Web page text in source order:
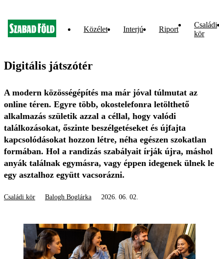
Közélet Interjú Riport
Családi
kör
Digitális játszótér
A modern közösségépítés ma már jóval túlmutat az
online téren. Egyre több, okostelefonra letölthető
alkalmazás születik azzal a céllal, hogy valódi
találkozásokat, őszinte beszélgetéseket és újfajta
kapcsolódásokat hozzon létre, néha egészen szokatlan
formában. Hol a randizás szabályait írják újra, máshol
anyák találnak egymásra, vagy éppen idegenek ülnek le
egy asztalhoz együtt vacsorázni.
Családi kör Balogh Boglárka 2026. 06. 02.